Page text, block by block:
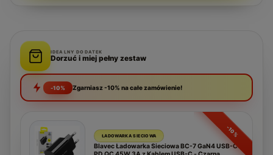
IDEALNY DODATEK
Dorzuć i miej pełny zestaw
-10% Zgarniasz -10% na całe zamówienie!
-10%
ŁADOWARKA SIECIOWA
Blavec Ładowarka Sieciowa BC-7 GaN4 USB-C